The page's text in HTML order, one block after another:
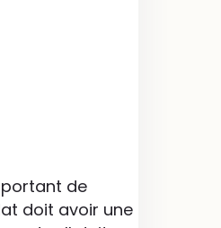
de
doit avoir une